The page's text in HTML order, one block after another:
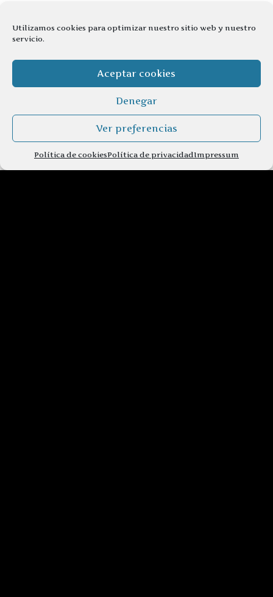
Utilizamos cookies para optimizar nuestro sitio web y nuestro
servicio.
Aceptar cookies
Denegar
Ver preferencias
Política de cookiesPolítica de privacidadImpressum